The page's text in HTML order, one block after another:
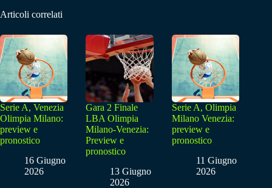
Articoli correlati
Serie A, Venezia
Olimpia Milano:
preview e
pronostico
16 Giugno
2026
Gara 2 Finale
LBA Olimpia
Milano-Venezia:
Preview e
pronostico
13 Giugno
2026
Serie A, Olimpia
Milano Venezia:
preview e
pronostico
11 Giugno
2026